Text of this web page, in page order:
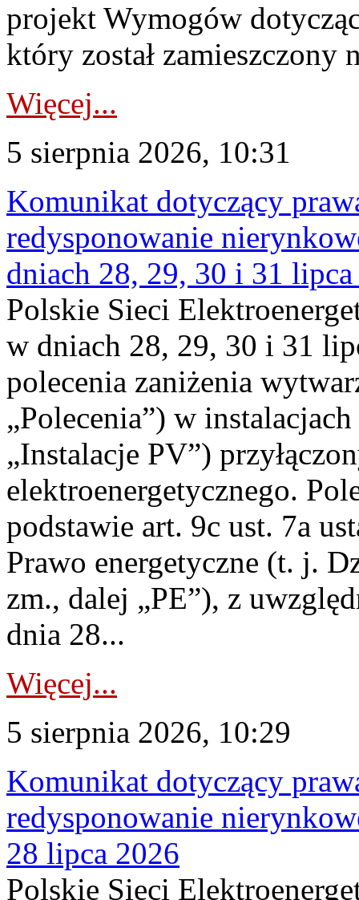
projekt Wymogów
który został zamieszczony
Więcej...
5 sierpnia 2026, 10:31
Komunikat dotyczący
redysponowanie
dniach 28, 29, 30 i 31
Polskie Sieci
w dniach 28, 29, 30 i 31
polecenia zaniżenia
„Polecenia”) w
„Instalacje PV”)
elektroenergetycznego.
podstawie art. 9c ust. 7a
Prawo energetyczne (t. j.
zm., dalej „PE”), z
dnia 28...
Więcej...
5 sierpnia 2026, 10:29
Komunikat dotyczący
redysponowanie
28 lipca 2026
Polskie Sieci